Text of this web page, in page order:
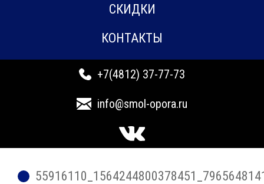
+7(4812) 37-77-73
info@smol-opora.ru
СКИДКИ
КОНТАКТЫ